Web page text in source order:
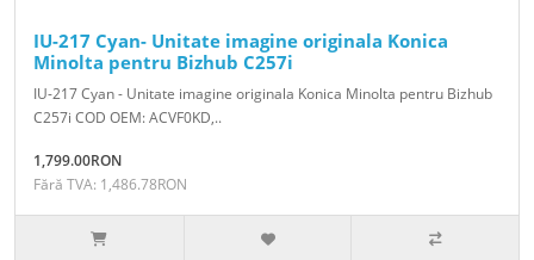
IU-217 Cyan- Unitate imagine originala Konica
Minolta pentru Bizhub C257i
IU-217 Cyan - Unitate imagine originala Konica Minolta pentru Bizhub
C257i COD OEM: ACVF0KD,..
1,799.00RON
Fără TVA: 1,486.78RON